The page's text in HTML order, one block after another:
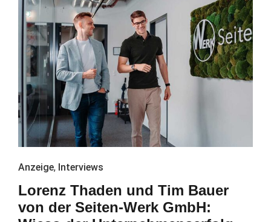
Anzeige, Interviews
Lorenz Thaden und Tim Bauer
von der Seiten-Werk GmbH: